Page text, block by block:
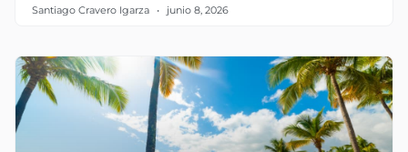
Santiago Cravero Igarza junio 8, 2026